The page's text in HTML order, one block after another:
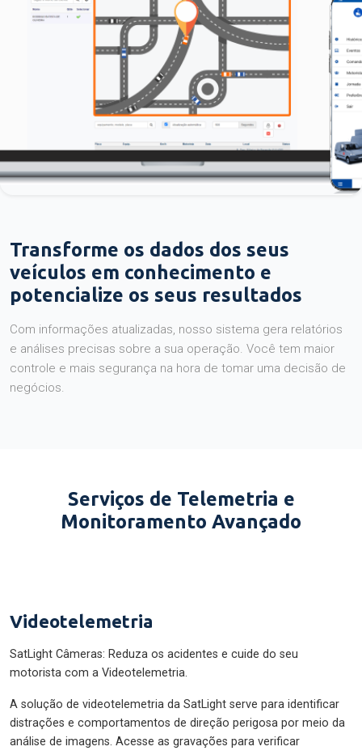
Transforme os dados dos seus
veículos em conhecimento e
potencialize os seus resultados
Com informações atualizadas, nosso sistema gera relatórios
e análises precisas sobre a sua operação. Você tem maior
controle e mais segurança na hora de tomar uma decisão de
negócios.
Serviços de Telemetria e
Monitoramento Avançado
Videotelemetria
SatLight Câmeras: Reduza os acidentes e cuide do seu
motorista com a Videotelemetria.
A solução de videotelemetria da SatLight serve para identificar
distrações e comportamentos de direção perigosa por meio da
análise de imagens. Acesse as gravações para verificar